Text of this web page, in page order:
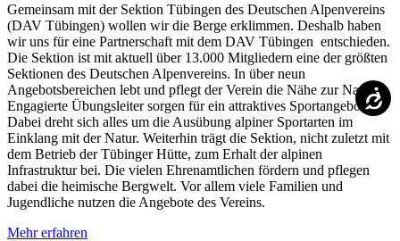
Gemeinsam mit der Sektion Tübingen des Deutschen Alpenvereins
(DAV Tübingen) wollen wir die Berge erklimmen. Deshalb haben
wir uns für eine Partnerschaft mit dem DAV Tübingen entschieden.
Die Sektion ist mit aktuell über 13.000 Mitgliedern eine der größten
Sektionen des Deutschen Alpenvereins. In über neun
Angebotsbereichen lebt und pflegt der Verein die Nähe zur Natur.
Engagierte Übungsleiter sorgen für ein attraktives Sportangebot.
Dabei dreht sich alles um die Ausübung alpiner Sportarten im
Einklang mit der Natur. Weiterhin trägt die Sektion, nicht zuletzt mit
dem Betrieb der Tübinger Hütte, zum Erhalt der alpinen
Infrastruktur bei. Die vielen Ehrenamtlichen fördern und pflegen
dabei die heimische Bergwelt. Vor allem viele Familien und
Jugendliche nutzen die Angebote des Vereins.
Mehr erfahren